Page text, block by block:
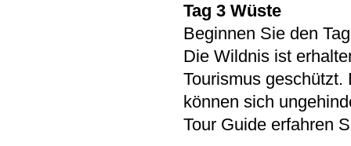
Tag 3 Wüste
Beginnen Sie den
Die Wildnis ist
Tourismus
können sich
Tour Guide erfahren